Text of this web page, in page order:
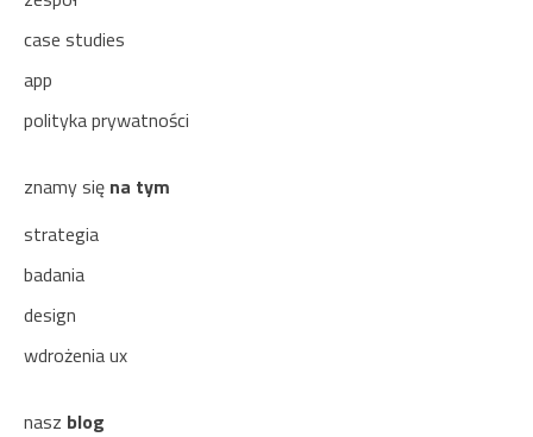
case studies
app
polityka prywatności
znamy się na tym
strategia
badania
design
wdrożenia ux
nasz blog